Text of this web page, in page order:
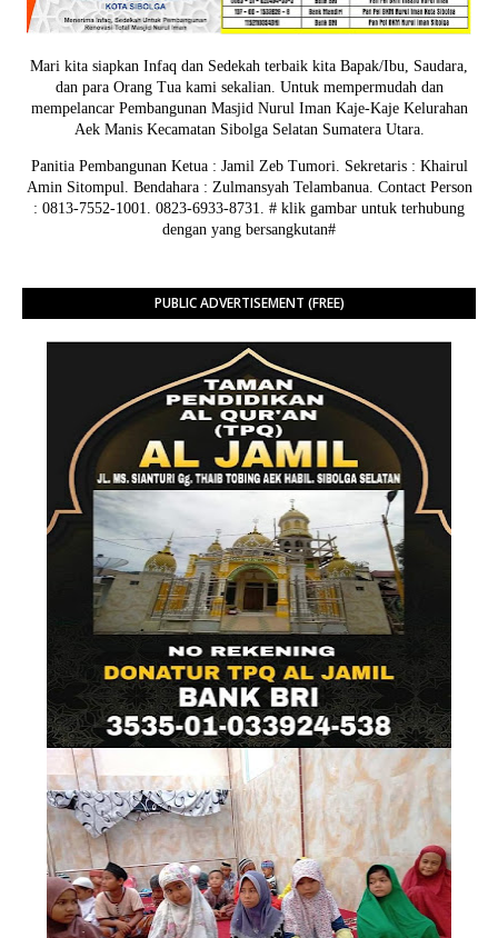
Mari kita siapkan Infaq dan Sedekah terbaik kita Bapak/Ibu, Saudara,
dan para Orang Tua kami sekalian. Untuk mempermudah dan
mempelancar Pembangunan Masjid Nurul Iman Kaje-Kaje Kelurahan
Aek Manis Kecamatan Sibolga Selatan Sumatera Utara.
Panitia Pembangunan Ketua : Jamil Zeb Tumori. Sekretaris : Khairul
Amin Sitompul. Bendahara : Zulmansyah Telambanua. Contact Person
: 0813-7552-1001. 0823-6933-8731. # klik gambar untuk terhubung
dengan yang bersangkutan#
PUBLIC ADVERTISEMENT (FREE)